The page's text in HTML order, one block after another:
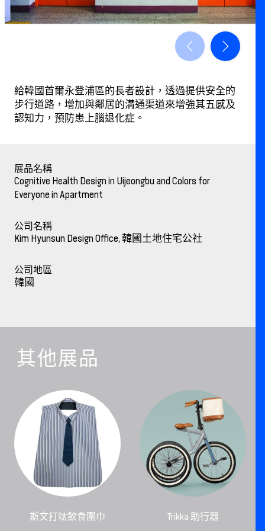
給韓國首爾永登浦區的長者設計，透過提供安全的
步行道路，增加與鄰居的溝通渠道來增強其五感及
認知力，預防患上腦退化症。
展品名稱
Cognitive Health Design in Uijeongbu and Colors for
Everyone in Apartment
公司名稱
Kim Hyunsun Design Office, 韓國土地住宅公社
公司地區
韓國
其他展品
斯文打呔飲食圍巾 Trikka 助行器